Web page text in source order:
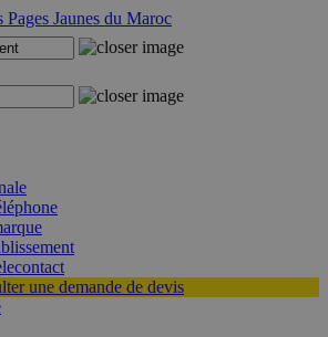
une demande de devis